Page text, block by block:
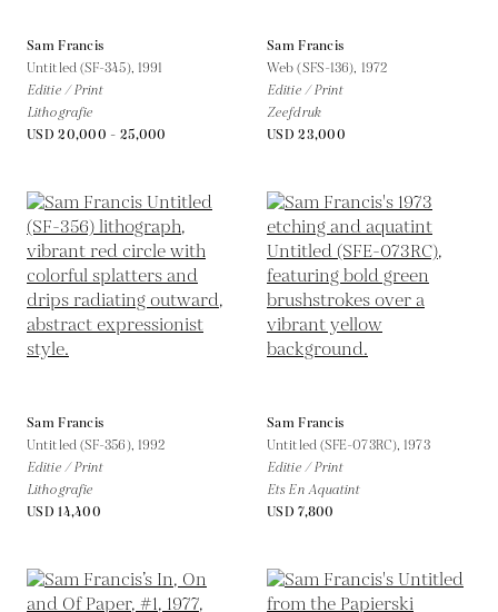
Sam Francis
Untitled (SF-345), 1991
Editie / Print
Lithografie
USD 20,000 - 25,000
Sam Francis
Web (SFS-136), 1972
Editie / Print
Zeefdruk
USD 23,000
Sam Francis
Untitled (SF-356), 1992
Editie / Print
Lithografie
USD 14,400
Sam Francis
Untitled (SFE-073RC),1973
Editie / Print
Ets En Aquatint
USD 7,800